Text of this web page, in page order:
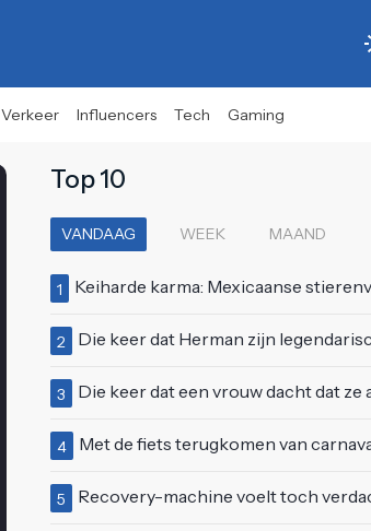
Verkeer Influencers Tech Gaming
Top 10
VANDAAG WEEK MAAND
1 Keiharde karma: Mexicaanse stierenvechter aan hoorn gespietst voor ogen van
2 Die keer dat Herman zijn legendarische tweede
3 Die keer dat een vrouw dacht dat ze alle iPhones
4 Met de fiets terugkomen van
5 Recovery-machine voelt toch verdacht veel als ander